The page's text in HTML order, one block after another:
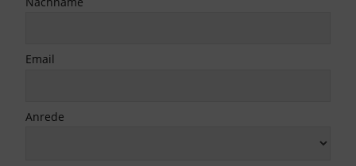
Email
Anrede